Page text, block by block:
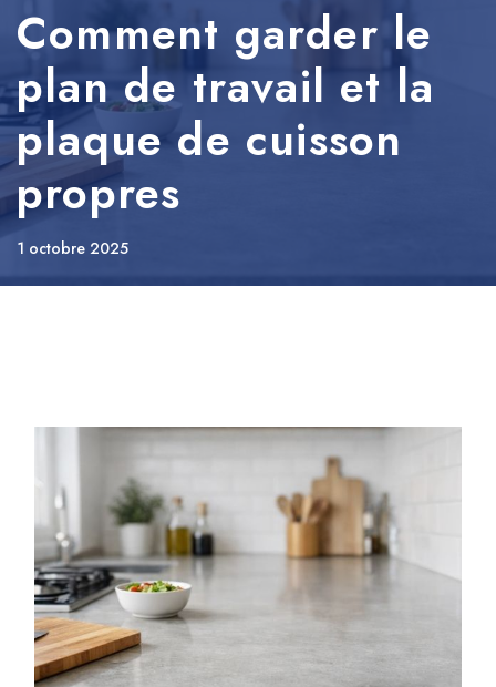
Comment garder le
plan de travail et la
plaque de cuisson
propres
1 octobre 2025